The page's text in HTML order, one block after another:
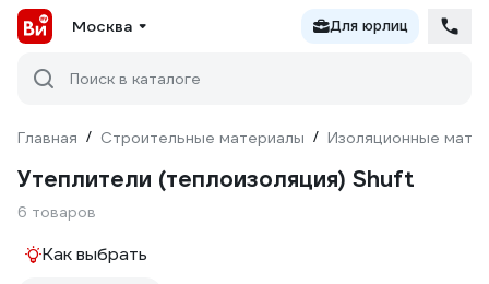
Москва Для юрлиц
Поиск в каталоге
Главная / Строительные материалы / Изоляционные
Утеплители (теплоизоляция) Shuft
6 товаров
Как выбрать